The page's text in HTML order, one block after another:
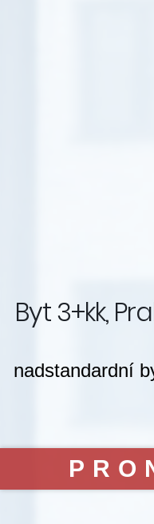
Byt 3+kk,
nadstandardní